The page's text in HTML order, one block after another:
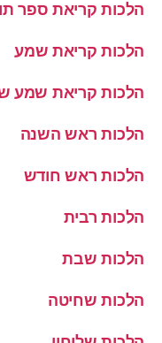
הלכות קריאת ספר
הלכות קריאת שמע
הלכות קריאת שמע
הלכות ראש השנה
הלכות ראש חודש
הלכות רבית
הלכות שבת
הלכות שחיטה